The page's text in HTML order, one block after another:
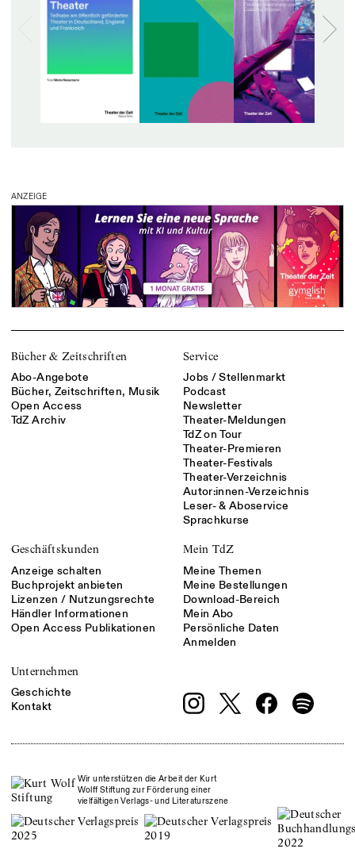
ANZEIGE
Bücher & Zeitschriften
Abo-Angebote
Bücher, Zeitschriften, Musik
Open Access
TdZ Archiv
Service
Jobs / Stellenmarkt
Podcast
Newsletter
Theater-Meldungen
TdZ on Tour
Theater-Premieren
Theater-Festivals
Theater-Verzeichnis
Autor:innen-Verzeichnis
Leser- & Aboservice
Sprachkurse
Geschäftskunden
Anzeige schalten
Buchprojekt anbieten
Lizenzen / Nutzungsrechte
Händler Informationen
Open Access Publikationen
Mein TdZ
Meine Themen
Meine Bestellungen
Download-Bereich
Mein Abo
Persönliche Daten
Anmelden
Unternehmen
Geschichte
Kontakt
Wir unterstützen die Arbeit der Kurt
Wolff Stiftung zur Förderung einer
vielfältigen Verlags- und Literaturszene